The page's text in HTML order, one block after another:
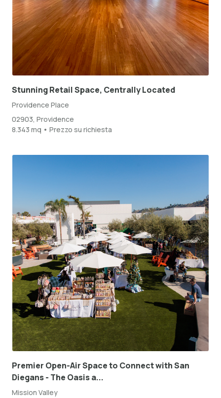
Stunning Retail Space, Centrally Located
Providence Place
02903, Providence
8.343 mq • Prezzo su richiesta
Premier Open-Air Space to Connect with San
Diegans - The Oasis a...
Mission Valley